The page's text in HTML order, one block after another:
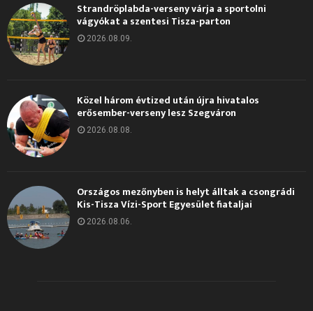
Strandröplabda-verseny várja a sportolni
vágyókat a szentesi Tisza-parton
2026.08.09.
Közel három évtized után újra hivatalos
erősember-verseny lesz Szegváron
2026.08.08.
Országos mezőnyben is helyt álltak a csongrádi
Kis-Tisza Vízi-Sport Egyesület fiataljai
2026.08.06.